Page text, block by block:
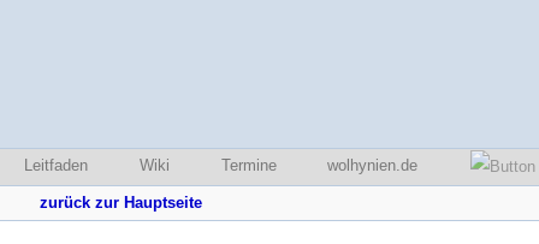
Leitfaden Wiki Termine wolhynien.de
zurück zur Hauptseite